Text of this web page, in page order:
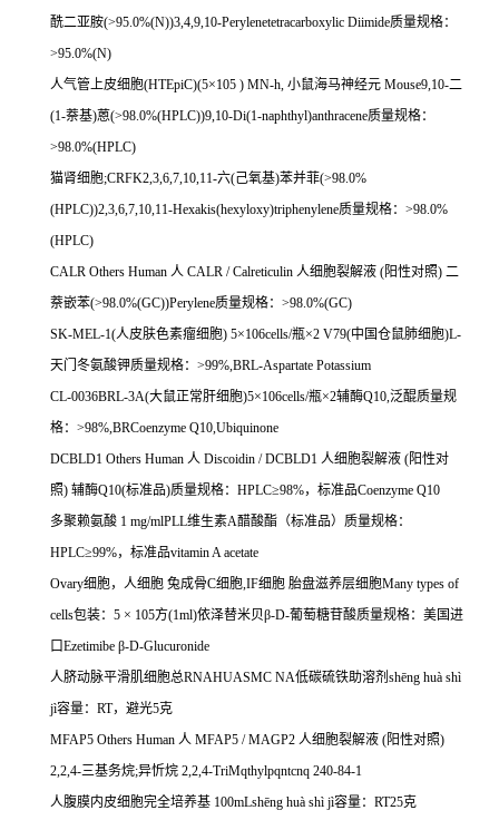
酰二亚胺(>95.0%(N))3,4,9,10-Perylenetetracarboxylic Diimide质量规格：
>95.0%(N)
人气管上皮细胞(HTEpiC)(5×105 ) MN-h, 小鼠海马神经元 Mouse9,10-二
(1-萘基)蒽(>98.0%(HPLC))9,10-Di(1-naphthyl)anthracene质量规格：
>98.0%(HPLC)
猫肾细胞;CRFK2,3,6,7,10,11-六(己氧基)苯并菲(>98.0%
(HPLC))2,3,6,7,10,11-Hexakis(hexyloxy)triphenylene质量规格： >98.0%
(HPLC)
CALR Others Human 人 CALR / Calreticulin 人细胞裂解液 (阳性对照) 二
萘嵌苯(>98.0%(GC))Perylene质量规格： >98.0%(GC)
SK-MEL-1(人皮肤色素瘤细胞) 5×106cells/瓶×2 V79(中国仓鼠肺细胞)L-
天门冬氨酸钾质量规格： >99%,BRL-Aspartate Potassium
CL-0036BRL-3A(大鼠正常肝细胞)5×106cells/瓶×2辅酶Q10,泛醌质量规
格： >98%,BRCoenzyme Q10,Ubiquinone
DCBLD1 Others Human 人 Discoidin / DCBLD1 人细胞裂解液 (阳性对
照) 辅酶Q10(标准品)质量规格： HPLC≥98%，标准品Coenzyme Q10
多聚赖氨酸 1 mg/mlPLL维生素A醋酸酯（标准品）质量规格：
HPLC≥99%，标准品vitamin A acetate
Ovary细胞，人细胞 兔成骨C细胞,IF细胞 胎盘滋养层细胞Many types of
cells包装： 5 × 105方(1ml)依泽替米贝β-D-葡萄糖苷酸质量规格：美国进
口Ezetimibe β-D-Glucuronide
人脐动脉平滑肌细胞总RNAHUASMC NA低碳硫铁助溶剂 shēng huà shì
jì容量： RT，避光5克
MFAP5 Others Human 人 MFAP5 / MAGP2 人细胞裂解液 (阳性对照)
2,2,4-三基务烷;异忻烷 2,2,4-TriMqthylpqntcnq 240-84-1
人腹膜内皮细胞完全培养基 100mLshēng huà shì jì容量： RT25克